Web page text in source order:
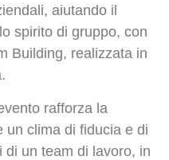
aiutando il
spirito di gruppo, con
Building, realizzata in
rafforza la
un clima di fiducia e di
un team di lavoro, in